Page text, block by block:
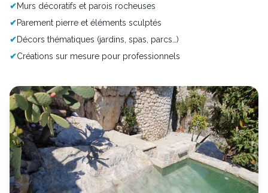
✔Murs décoratifs et parois rocheuses
✔Parement pierre et éléments sculptés
✔Décors thématiques (jardins, spas, parcs…)
✔Créations sur mesure pour professionnels